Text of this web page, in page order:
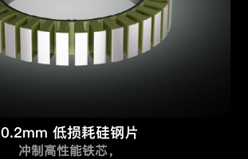
0.2mm 低损耗硅钢片
冲制高性能铁芯，